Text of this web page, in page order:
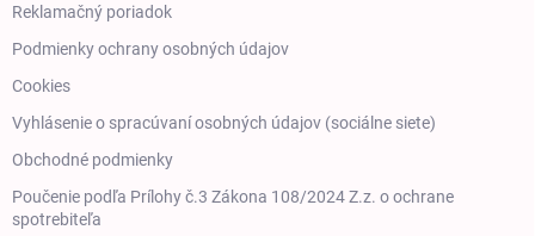
Reklamačný poriadok
Podmienky ochrany osobných údajov
Cookies
Vyhlásenie o spracúvaní osobných údajov (sociálne siete)
Obchodné podmienky
Poučenie podľa Prílohy č.3 Zákona 108/2024 Z.z. o ochrane
spotrebiteľa